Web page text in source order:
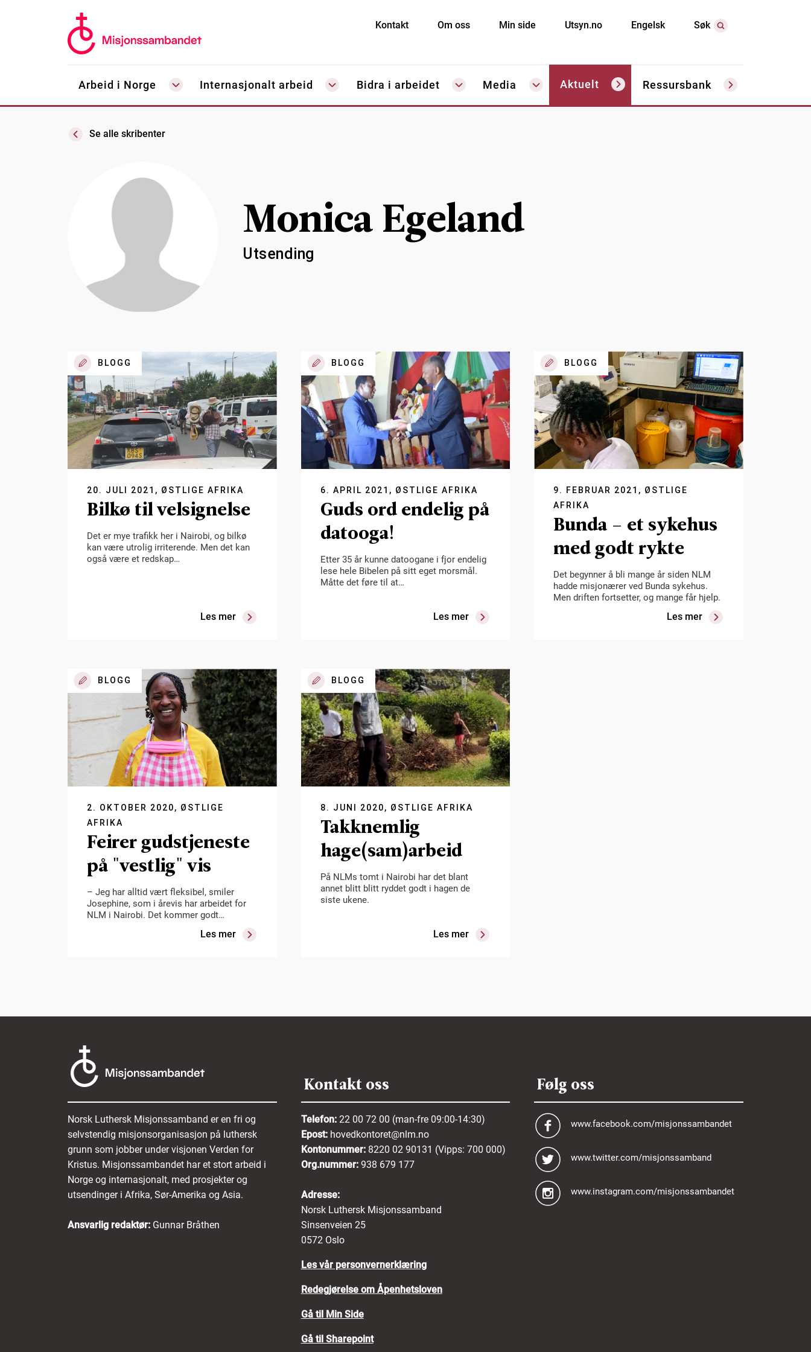
Kontakt Om oss Min side Utsyn.no Engelsk Søk
Arbeid i Norge Internasjonalt arbeid Bidra i arbeidet Media Aktuelt Ressursbank
Se alle skribenter
Monica Egeland
Utsending
20. JULI 2021, ØSTLIGE AFRIKA
Bilkø til velsignelse
Det er mye trafikk her i Nairobi, og bilkø
kan være utrolig irriterende. Men det kan
også være et redskap…
Les mer
BLOGG
6. APRIL 2021, ØSTLIGE AFRIKA
Guds ord endelig på
datooga!
Etter 35 år kunne datoogane i fjor endelig
lese hele Bibelen på sitt eget morsmål.
Måtte det føre til at…
Les mer
BLOGG
9. FEBRUAR 2021, ØSTLIGE
AFRIKA
Bunda – et sykehus
med godt rykte
Det begynner å bli mange år siden NLM
hadde misjonærer ved Bunda sykehus.
Men driften fortsetter, og mange får hjelp.
Les mer
BLOGG
2. OKTOBER 2020, ØSTLIGE
AFRIKA
Feirer gudstjeneste
på "vestlig" vis
– Jeg har alltid vært fleksibel, smiler
Josephine, som i årevis har arbeidet for
NLM i Nairobi. Det kommer godt…
Les mer
BLOGG
8. JUNI 2020, ØSTLIGE AFRIKA
Takknemlig
hage(sam)arbeid
På NLMs tomt i Nairobi har det blant
annet blitt blitt ryddet godt i hagen de
siste ukene.
Les mer
BLOGG
Norsk Luthersk Misjonssamband er en fri og
selvstendig misjonsorganisasjon på luthersk
grunn som jobber under visjonen Verden for
Kristus. Misjonssambandet har et stort arbeid i
Norge og internasjonalt, med prosjekter og
utsendinger i Afrika, Sør-Amerika og Asia.
Ansvarlig redaktør: Gunnar Bråthen
Kontakt oss
Telefon: 22 00 72 00 (man-fre 09:00-14:30)
Epost: hovedkontoret@nlm.no
Kontonummer: 8220 02 90131 (Vipps: 700 000)
Org.nummer: 938 679 177
Adresse:
Norsk Luthersk Misjonssamband
Sinsenveien 25
0572 Oslo
Les vår personvernerklæring
Redegjørelse om Åpenhetsloven
Gå til Min Side
Gå til Sharepoint
Følg oss
www.facebook.com/misjonssambandet
www.twitter.com/misjonssamband
www.instagram.com/misjonssambandet